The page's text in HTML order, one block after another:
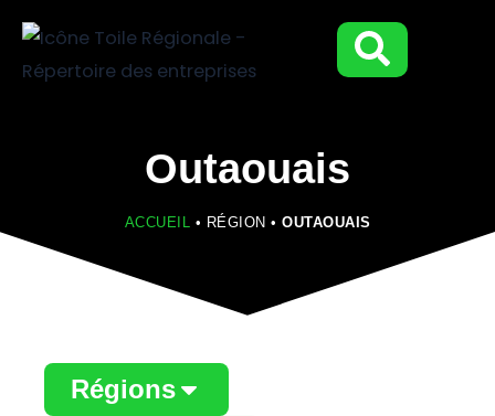
contenu
Outaouais
ACCUEIL • RÉGION • OUTAOUAIS
Régions